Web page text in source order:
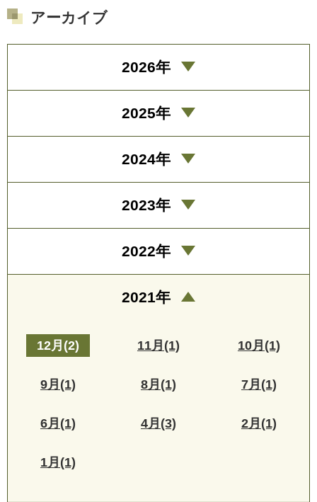
アーカイブ
2026年
2025年
2024年
2023年
2022年
2021年
12月(2) 11月(1) 10月(1)
9月(1) 8月(1) 7月(1)
6月(1) 4月(3) 2月(1)
1月(1)